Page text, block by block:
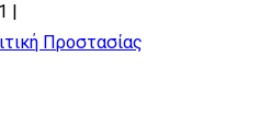
Προστασίας